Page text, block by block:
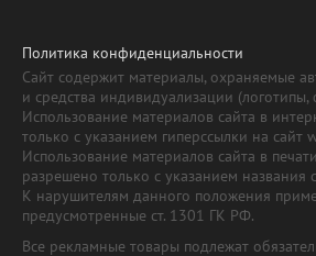
Политика конфиденциальности
Сайт содержит материалы, охраняемые
и средства индивидуализации
Использование материалов сайта в
только с указанием гиперссылки на сайт
Использование материалов сайта в
разрешено только с указанием названия
К нарушителям данного положения
предусмотренные ст. 1301 ГК РФ.
Все рекламные товары подлежат